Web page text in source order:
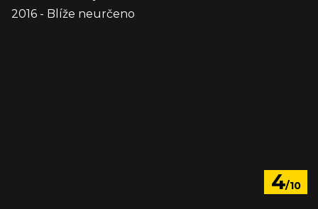
2016 - Blíže neurčeno
4/10